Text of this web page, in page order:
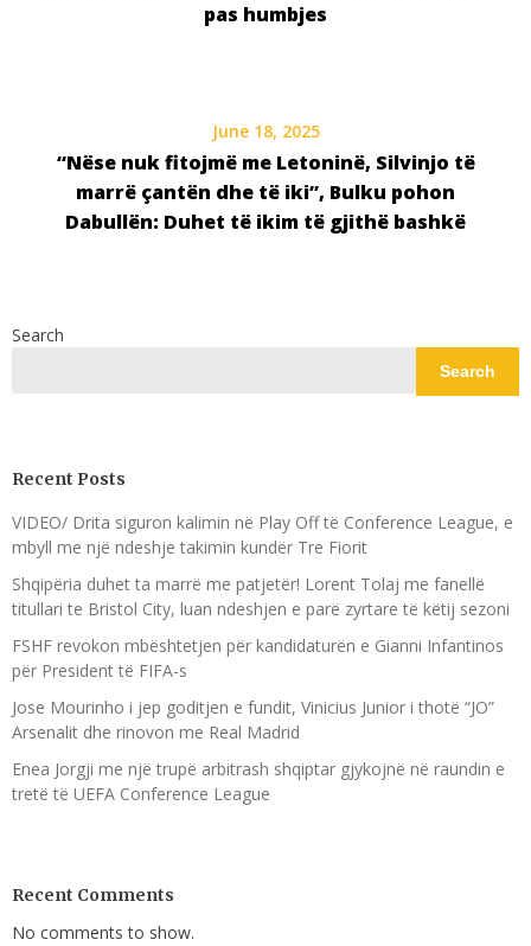
pas humbjes
June 18, 2025
“Nëse nuk fitojmë me Letoninë, Silvinjo të
marrë çantën dhe të iki”, Bulku pohon
Dabullën: Duhet të ikim të gjithë bashkë
Search
Search
Recent Posts
VIDEO/ Drita siguron kalimin në Play Off të Conference League, e
mbyll me një ndeshje takimin kundër Tre Fiorit
Shqipëria duhet ta marrë me patjetër! Lorent Tolaj me fanellë
titullari te Bristol City, luan ndeshjen e parë zyrtare të këtij sezoni
FSHF revokon mbështetjen për kandidaturën e Gianni Infantinos
për President të FIFA-s
Jose Mourinho i jep goditjen e fundit, Vinicius Junior i thotë “JO”
Arsenalit dhe rinovon me Real Madrid
Enea Jorgji me një trupë arbitrash shqiptar gjykojnë në raundin e
tretë të UEFA Conference League
Recent Comments
No comments to show.